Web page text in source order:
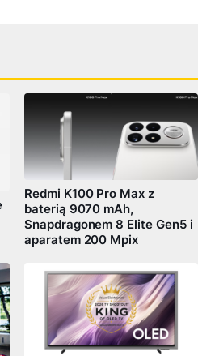
Redmi K100 Pro Max z
baterią 9070 mAh,
Snapdragonem 8 Elite Gen5 i
aparatem 200 Mpix